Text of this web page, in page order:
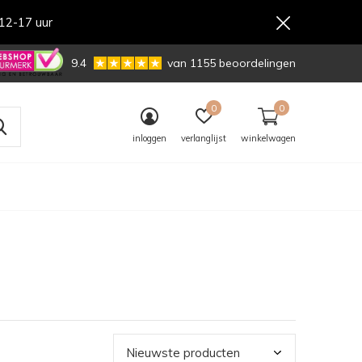
inloggen verlanglijst
0
winkelwagen
0
9.4 van 1155 beoordelingen
17 uur